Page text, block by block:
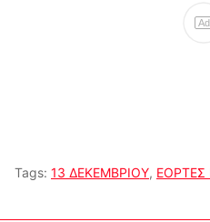
Ad
Tags: 13 ΔΕΚΕΜΒΡΙΟΥ, ΕΟΡΤΕΣ